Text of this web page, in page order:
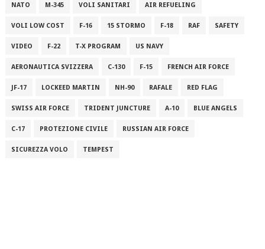
NATO M-345 VOLI SANITARI AIR REFUELING
VOLI LOW COST F-16 15 STORMO F-18 RAF SAFETY
VIDEO F-22 T-X PROGRAM US NAVY
AERONAUTICA SVIZZERA C-130 F-15 FRENCH AIR FORCE
JF-17 LOCKEED MARTIN NH-90 RAFALE RED FLAG
SWISS AIR FORCE TRIDENT JUNCTURE A-10 BLUE ANGELS
C-17 PROTEZIONE CIVILE RUSSIAN AIR FORCE
SICUREZZA VOLO TEMPEST